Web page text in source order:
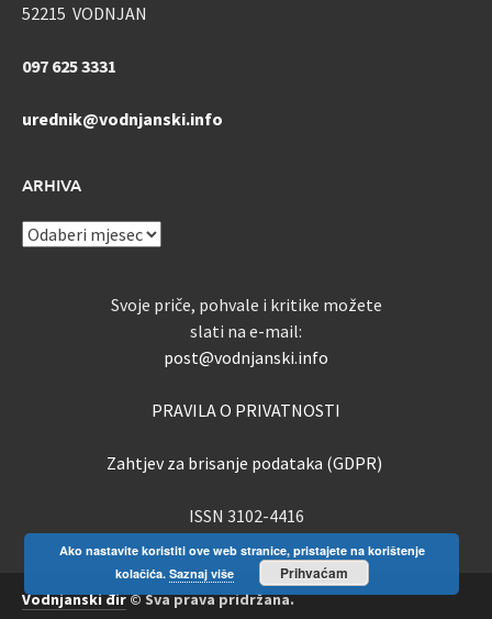
52215 VODNJAN
097 625 3331
urednik@vodnjanski.info
ARHIVA
ARHIVA
Svoje priče, pohvale i kritike možete
slati na e-mail:
post@vodnjanski.info
PRAVILA O PRIVATNOSTI
Zahtjev za brisanje podataka (GDPR)
ISSN 3102-4416
Vodnjanski đir© Sva prava pridržana.
Ako nastavite koristiti ove web stranice, pristajete na korištenje
kolačića. Saznaj više Prihvaćam